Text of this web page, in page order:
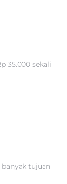
35.000 sekali
tujuan